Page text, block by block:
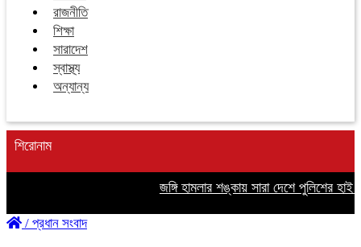
রাজনীতি
শিক্ষা
সারাদেশ
স্বাস্থ্য
অন্যান্য
শিরোনাম
জঙ্গি হামলার শঙ্কায় সারা দেশে পুলিশের হাই
/ প্রধান সংবাদ